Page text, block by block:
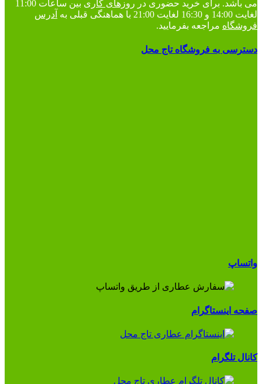
می باشد. برای خرید حضوری در روزهای کاری
بین ساعات 11:00
لغایت 14:00 و 16:30 لغایت 21:00 با هماهنگی قبلی به
آدرس
فروشگاه مراجعه بفرمایید.
دسترسی به فروشگاه تاج محل
واتساپ
صفحه اینستاگرام
کانال تلگرام